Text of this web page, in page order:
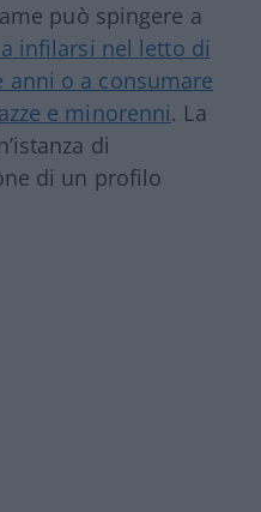
può spingere a
infilarsi nel letto di
anni o a consumare
e minorenni. La
di
di un profilo